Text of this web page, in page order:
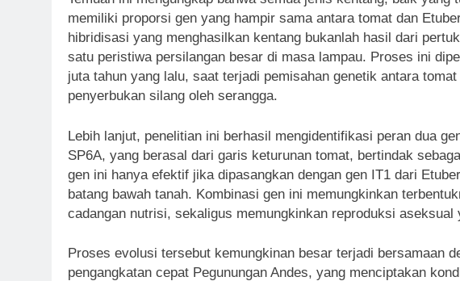
memiliki proporsi gen yang hampir sama antara tomat dan
hibridisasi yang menghasilkan kentang bukanlah hasil dari
satu peristiwa persilangan besar di masa lampau. Proses ini
juta tahun yang lalu, saat terjadi pemisahan genetik antara
penyerbukan silang oleh serangga.
Lebih lanjut, penelitian ini berhasil mengidentifikasi peran dua
SP6A, yang berasal dari garis keturunan tomat, bertindak
gen ini hanya efektif jika dipasangkan dengan gen IT1 dari
batang bawah tanah. Kombinasi gen ini memungkinkan
cadangan nutrisi, sekaligus memungkinkan reproduksi
Proses evolusi tersebut kemungkinan besar terjadi bersamaan
pengangkatan cepat Pegunungan Andes, yang menciptakan